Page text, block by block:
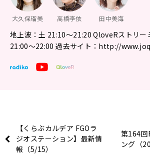
大久保瑠美 高橋李依 田中美海
地上波：土 21:10～21:20 QloveRストリー
21:00〜22:00 過去サイト：http://
【くらぶカルデア FGOラ
ジオステーション】最新情
報（5/15）
第164回
ング（